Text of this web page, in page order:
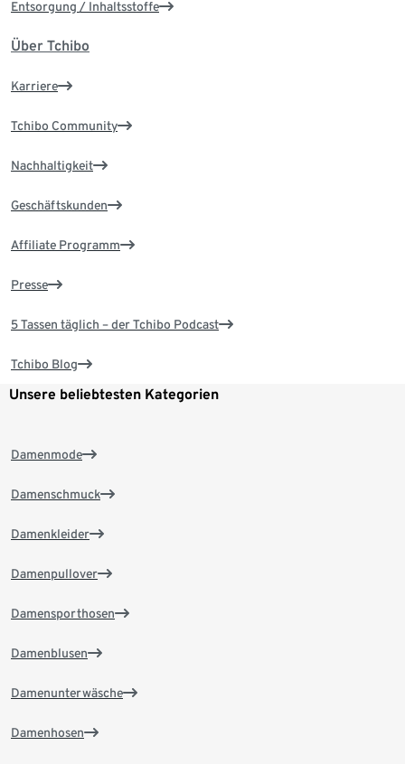
Entsorgung / Inhaltsstoffe
Über Tchibo
Karriere
Tchibo Community
Nachhaltigkeit
Geschäftskunden
Affiliate Programm
Presse
5 Tassen täglich – der Tchibo Podcast
Tchibo Blog
Unsere beliebtesten Kategorien
Damenmode
Damenschmuck
Damenkleider
Damenpullover
Damensporthosen
Damenblusen
Damenunterwäsche
Damenhosen